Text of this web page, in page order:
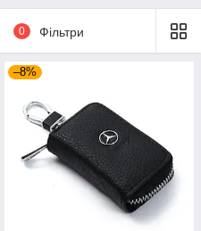
0 Фільтри
–8%